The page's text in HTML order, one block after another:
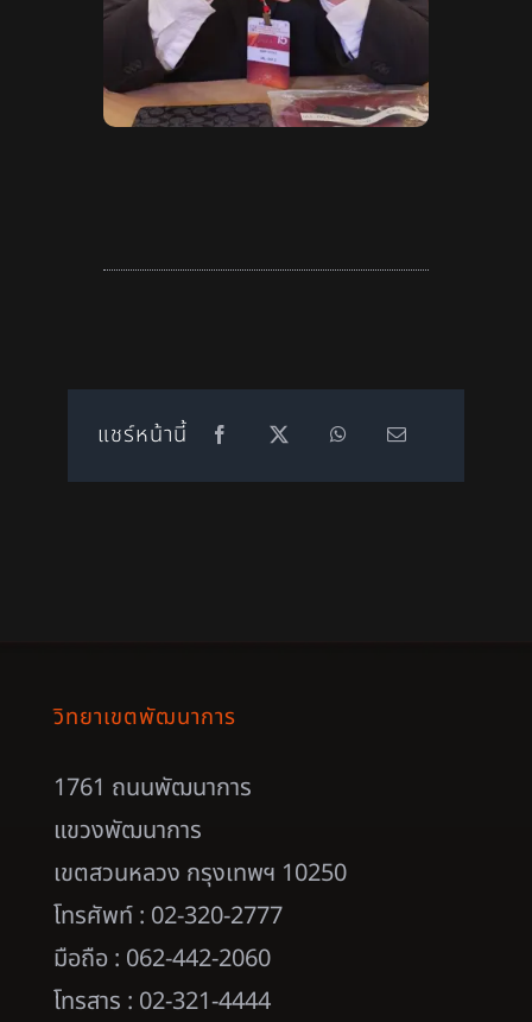
แชร์หน้านี้
วิทยาเขตพัฒนาการ
1761 ถนนพัฒนาการ
แขวงพัฒนาการ
เขตสวนหลวง กรุงเทพฯ 10250
โทรศัพท์ : 02-320-2777
มือถือ : 062-442-2060
โทรสาร : 02-321-4444